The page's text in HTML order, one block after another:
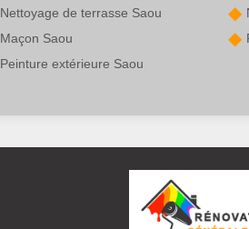
Nettoyage de terrasse Saou
Maçon Saou
Peinture extérieure Saou